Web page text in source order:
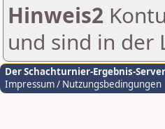
Hinweis2
und sind in der
Der Schachturnier-Ergebnis-Server
Impressum / Nutzungsbedingungen